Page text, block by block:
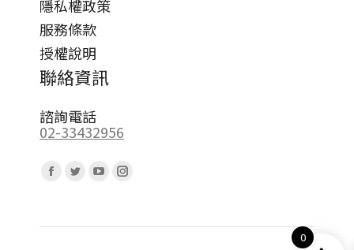
隱私權政策
服務條款
授權說明
聯絡資訊
諮詢電話
02-33432956
Facebook
opens
Twitter
opens
YouTube
opens
Instagram
opens
0